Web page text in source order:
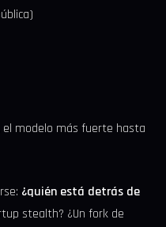
el modelo más fuerte hasta
¿quién está detrás de
stealth? ¿Un fork de